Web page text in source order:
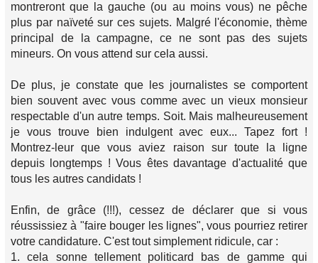
montreront que la gauche (ou au moins vous) ne pêche
plus par naïveté sur ces sujets. Malgré l'économie, thème
principal de la campagne, ce ne sont pas des sujets
mineurs. On vous attend sur cela aussi.
De plus, je constate que les journalistes se comportent
bien souvent avec vous comme avec un vieux monsieur
respectable d'un autre temps. Soit. Mais malheureusement
je vous trouve bien indulgent avec eux... Tapez fort !
Montrez-leur que vous aviez raison sur toute la ligne
depuis longtemps ! Vous êtes davantage d'actualité que
tous les autres candidats !
Enfin, de grâce (!!!), cessez de déclarer que si vous
réussissiez à "faire bouger les lignes", vous pourriez retirer
votre candidature. C'est tout simplement ridicule, car :
1. cela sonne tellement politicard bas de gamme qui